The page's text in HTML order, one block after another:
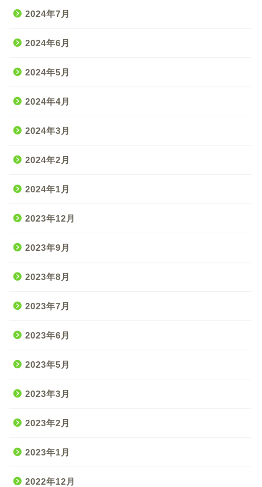
2024年7月
2024年6月
2024年5月
2024年4月
2024年3月
2024年2月
2024年1月
2023年12月
2023年9月
2023年8月
2023年7月
2023年6月
2023年5月
2023年3月
2023年2月
2023年1月
2022年12月